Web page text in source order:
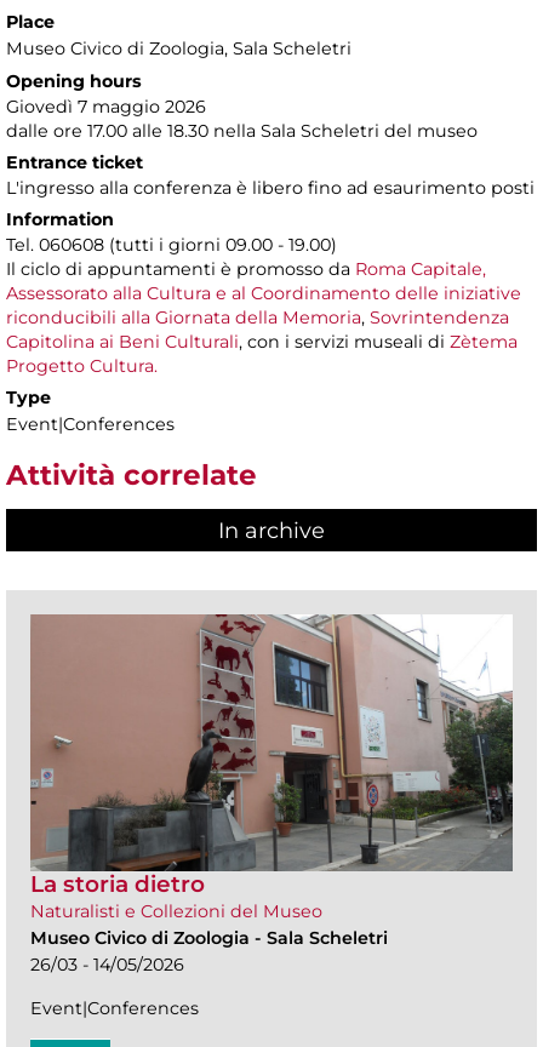
Place
Museo Civico di Zoologia, Sala Scheletri
Opening hours
Giovedì 7 maggio 2026
dalle ore 17.00 alle 18.30 nella Sala Scheletri del museo
Entrance ticket
L'ingresso alla conferenza è libero fino ad esaurimento posti
Information
Tel. 060608 (tutti i giorni 09.00 - 19.00)
Il ciclo di appuntamenti è promosso da Roma Capitale,
Assessorato alla Cultura e al Coordinamento delle iniziative
riconducibili alla Giornata della Memoria, Sovrintendenza
Capitolina ai Beni Culturali, con i servizi museali di Zètema
Progetto Cultura.
Type
Event|Conferences
Attività correlate
In archive
La storia dietro
Naturalisti e Collezioni del Museo
Museo Civico di Zoologia - Sala Scheletri
26/03 - 14/05/2026
Event|Conferences